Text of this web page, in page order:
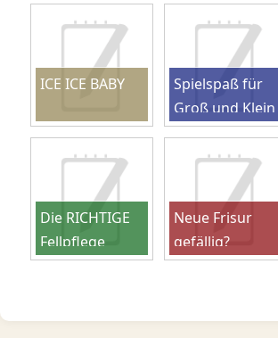
ICE ICE BABY
Spielspaß für
Groß und Klein
Die RICHTIGE
Fellpflege
Neue Frisur
gefällig?